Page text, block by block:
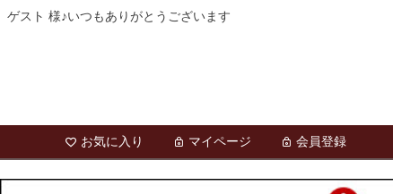
ゲスト 様♪いつもありがとうございます
お気に入り マイページ 会員登録